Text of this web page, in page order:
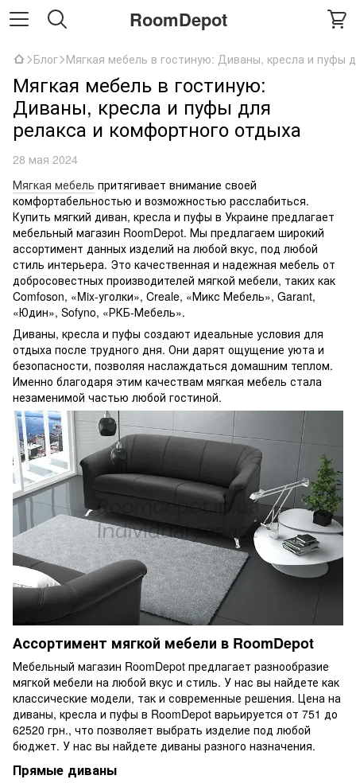
RoomDepot
Блог Мягкая мебель в гостиную: Диваны, кресла и пуфы
Мягкая мебель в гостиную:
Диваны, кресла и пуфы для
релакса и комфортного отдыха
28 мая 2024
Мягкая мебель притягивает внимание своей
комфортабельностью и возможностью расслабиться.
Купить мягкий диван, кресла и пуфы в Украине предлагает
мебельный магазин RoomDepot. Мы предлагаем широкий
ассортимент данных изделий на любой вкус, под любой
стиль интерьера. Это качественная и надежная мебель от
добросовестных производителей мягкой мебели, таких как
Comfoson, «Mix-уголки», Creale, «Микс Мебель», Garant,
«Юдин», Sofyno, «РКБ-Мебель».
Диваны, кресла и пуфы создают идеальные условия для
отдыха после трудного дня. Они дарят ощущение уюта и
безопасности, позволяя наслаждаться домашним теплом.
Именно благодаря этим качествам мягкая мебель стала
незаменимой частью любой гостиной.
Ассортимент мягкой мебели в RoomDepot
Мебельный магазин RoomDepot предлагает разнообразие
мягкой мебели на любой вкус и стиль. У нас вы найдете как
классические модели, так и современные решения. Цена на
диваны, кресла и пуфы в RoomDepot варьируется от 751 до
62520 грн., что позволяет выбрать изделие под любой
бюджет. У нас вы найдете диваны разного назначения.
Прямые диваны